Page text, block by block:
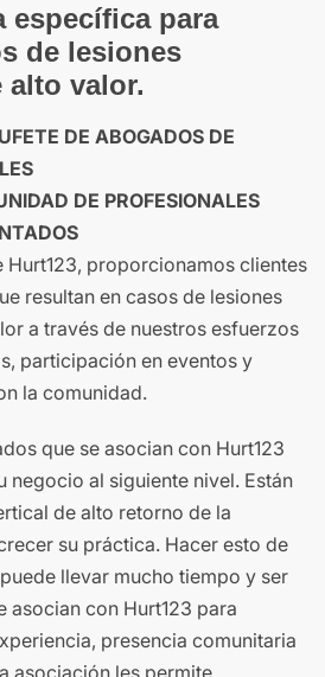
específica para
de lesiones
alto valor.
DE ABOGADOS DE
DE PROFESIONALES
Hurt123, proporcionamos clientes
resultan en casos de lesiones
a través de nuestros esfuerzos
participación en eventos y
la comunidad.
que se asocian con Hurt123
negocio al siguiente nivel. Están
de alto retorno de la
su práctica. Hacer esto de
llevar mucho tiempo y ser
asocian con Hurt123 para
presencia comunitaria